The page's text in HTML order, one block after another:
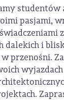
pasjami,
dalekich i
przenośni.
wyjazdach